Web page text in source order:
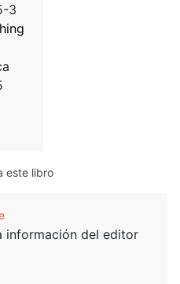
3
este libro
información del editor